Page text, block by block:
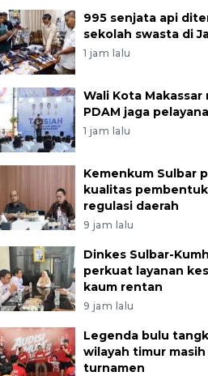
995 senjata api
sekolah swasta di
1 jam lalu
Wali Kota Makassar
PDAM jaga
1 jam lalu
Kemenkum Sulbar
kualitas
regulasi daerah
9 jam lalu
Dinkes Sulbar-
perkuat layanan
kaum rentan
9 jam lalu
Legenda bulu
wilayah timur
turnamen